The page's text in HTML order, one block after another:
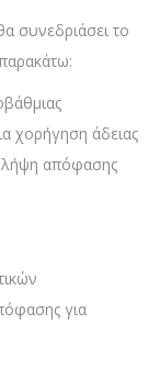
συνεδριάσει το
χορήγηση άδειας
λήψη απόφασης
για